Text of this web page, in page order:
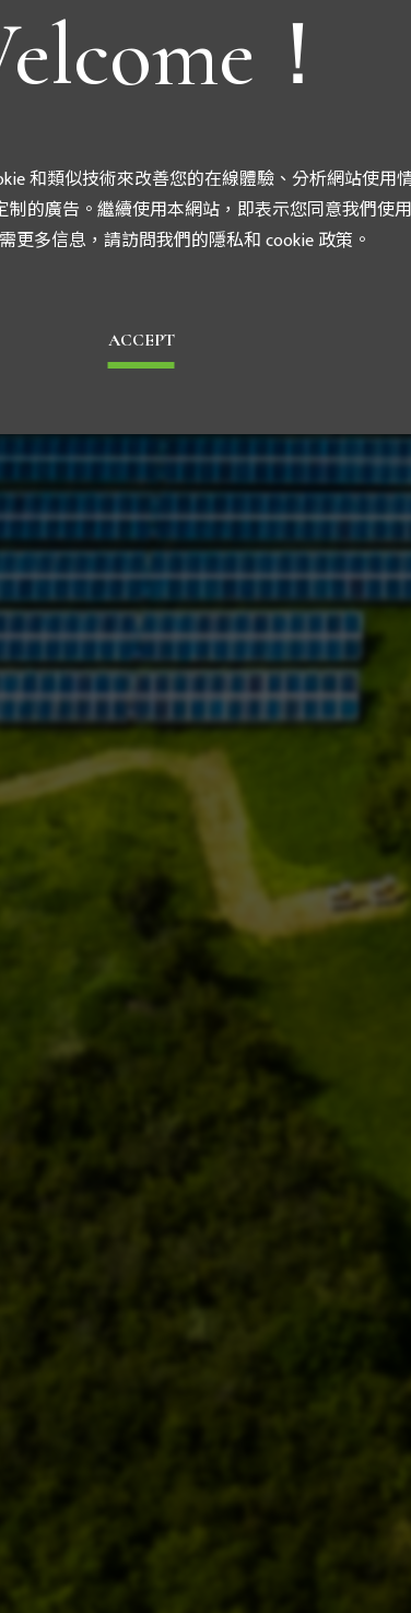
淨能源 創造光明生活
energy
a bright life
！
和類似技術來改善您的在線體驗、分析網站使用
制的廣告。繼續使用本網站，即表示您同意我們使用
更多信息，請訪問我們的隱私和 cookie 政策。
ACCEPT